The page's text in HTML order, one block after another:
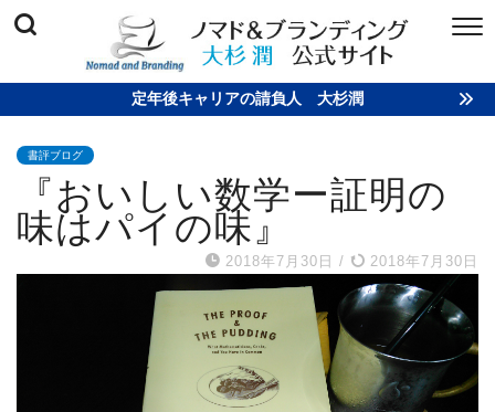
定年後キャリアの請負人 大杉潤
書評ブログ
『おいしい数学ー証明の
味はパイの味』
2018年7月30日 / 2018年7月30日